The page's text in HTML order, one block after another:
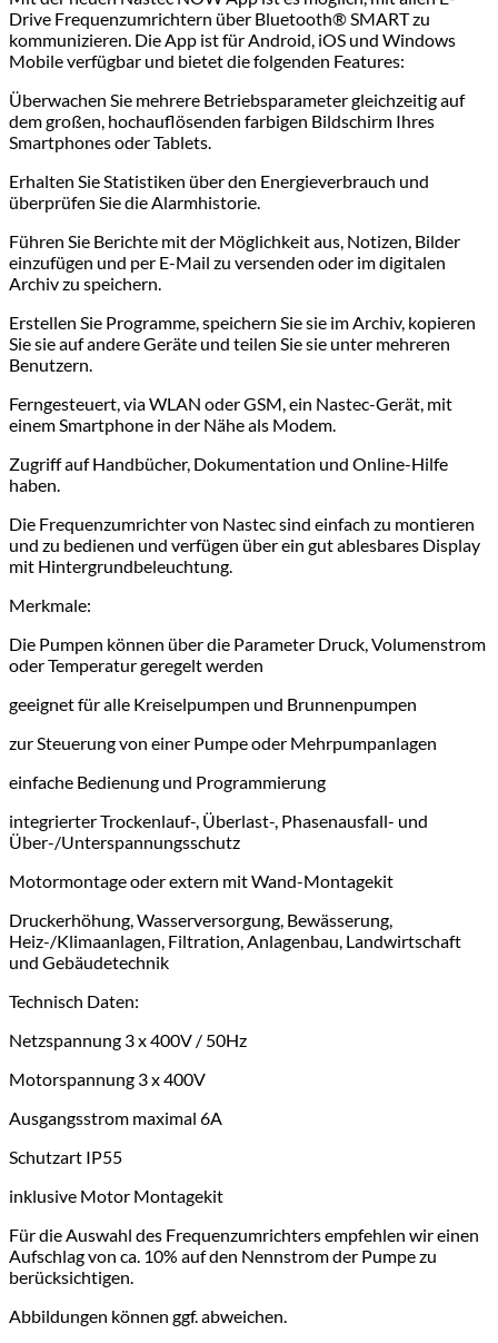
Drive Frequenzumrichtern über Bluetooth® SMART zu
kommunizieren. Die App ist für Android, iOS und Windows
Mobile verfügbar und bietet die folgenden Features:
Überwachen Sie mehrere Betriebsparameter gleichzeitig auf
dem großen, hochauflösenden farbigen Bildschirm Ihres
Smartphones oder Tablets.
Erhalten Sie Statistiken über den Energieverbrauch und
überprüfen Sie die Alarmhistorie.
Führen Sie Berichte mit der Möglichkeit aus, Notizen, Bilder
einzufügen und per E-Mail zu versenden oder im digitalen
Archiv zu speichern.
Erstellen Sie Programme, speichern Sie sie im Archiv, kopieren
Sie sie auf andere Geräte und teilen Sie sie unter mehreren
Benutzern.
Ferngesteuert, via WLAN oder GSM, ein Nastec-Gerät, mit
einem Smartphone in der Nähe als Modem.
Zugriff auf Handbücher, Dokumentation und Online-Hilfe
haben.
Die Frequenzumrichter von Nastec sind einfach zu montieren
und zu bedienen und verfügen über ein gut ablesbares Display
mit Hintergrundbeleuchtung.
Merkmale:
Die Pumpen können über die Parameter Druck, Volumenstrom
oder Temperatur geregelt werden
geeignet für alle Kreiselpumpen und Brunnenpumpen
zur Steuerung von einer Pumpe oder Mehrpumpanlagen
einfache Bedienung und Programmierung
integrierter Trockenlauf-, Überlast-, Phasenausfall- und
Über-/Unterspannungsschutz
Motormontage oder extern mit Wand-Montagekit
Druckerhöhung, Wasserversorgung, Bewässerung,
Heiz-/Klimaanlagen, Filtration, Anlagenbau, Landwirtschaft
und Gebäudetechnik
Technisch Daten:
Netzspannung 3 x 400V / 50Hz
Motorspannung 3 x 400V
Ausgangsstrom maximal 6A
Schutzart IP55
inklusive Motor Montagekit
Für die Auswahl des Frequenzumrichters empfehlen wir einen
Aufschlag von ca. 10% auf den Nennstrom der Pumpe zu
berücksichtigen.
Abbildungen können ggf. abweichen.